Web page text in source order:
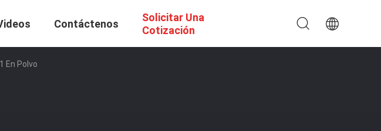
Contáctenos
Solicitar Una
Cotización
En Polvo